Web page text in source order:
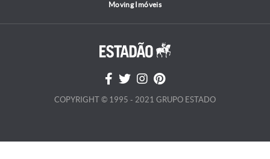
Moving Imóveis
COPYRIGHT © 1995 - 2021 GRUPO ESTADO